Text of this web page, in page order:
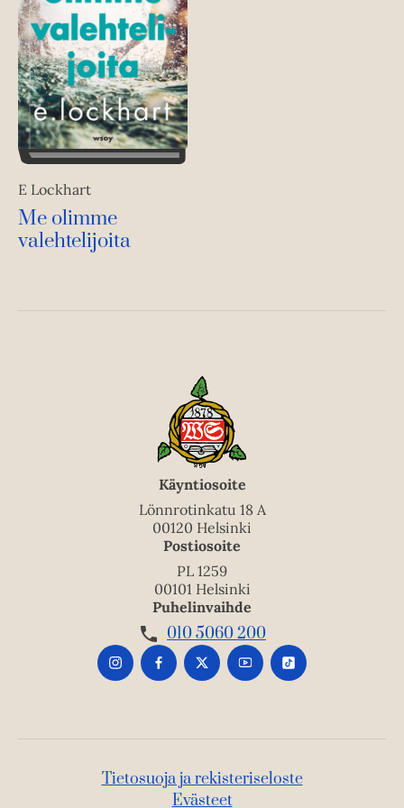
E Lockhart
Me olimme
valehtelijoita
Käyntiosoite
Lönnrotinkatu 18 A
00120 Helsinki
Postiosoite
PL 1259
00101 Helsinki
Puhelinvaihde
010 5060 200
Tietosuoja ja rekisteriseloste
Evästeet